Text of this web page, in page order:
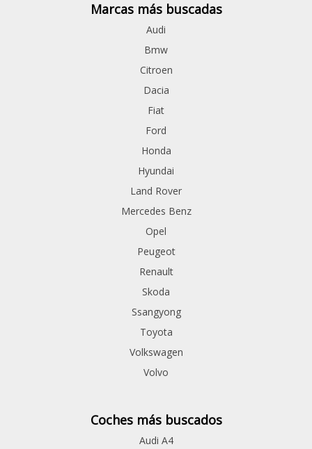
Marcas más buscadas
Audi
Bmw
Citroen
Dacia
Fiat
Ford
Honda
Hyundai
Land Rover
Mercedes Benz
Opel
Peugeot
Renault
Skoda
Ssangyong
Toyota
Volkswagen
Volvo
Coches más buscados
Audi A4